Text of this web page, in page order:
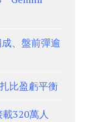
、盤前彈逾
比盈虧平衡
320萬人